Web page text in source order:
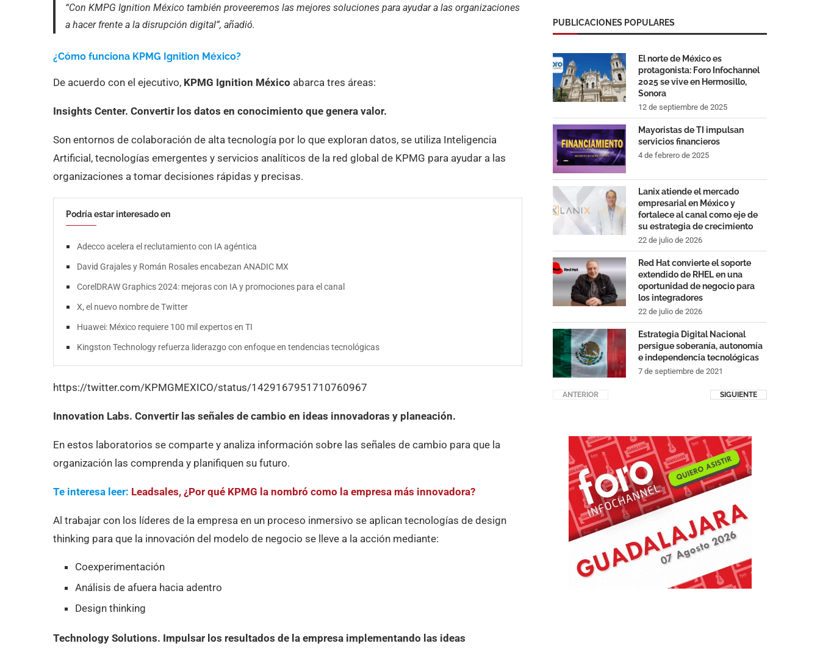
“Con KMPG Ignition México también proveeremos las mejores soluciones para ayudar a las organizaciones
a hacer frente a la disrupción digital”, añadió.
¿Cómo funciona KPMG Ignition México?
De acuerdo con el ejecutivo, KPMG Ignition México abarca tres áreas:
Insights Center. Convertir los datos en conocimiento que genera valor.
Son entornos de colaboración de alta tecnología por lo que exploran datos, se utiliza Inteligencia
Artificial, tecnologías emergentes y servicios analíticos de la red global de KPMG para ayudar a las
organizaciones a tomar decisiones rápidas y precisas.
Podría estar interesado en
Adecco acelera el reclutamiento con IA agéntica
David Grajales y Román Rosales encabezan ANADIC MX
CorelDRAW Graphics 2024: mejoras con IA y promociones para el canal
X, el nuevo nombre de Twitter
Huawei: México requiere 100 mil expertos en TI
Kingston Technology refuerza liderazgo con enfoque en tendencias tecnológicas
https://twitter.com/KPMGMEXICO/status/1429167951710760967
Innovation Labs. Convertir las señales de cambio en ideas innovadoras y planeación.
En estos laboratorios se comparte y analiza información sobre las señales de cambio para que la
organización las comprenda y planifiquen su futuro.
Te interesa leer: Leadsales, ¿Por qué KPMG la nombró como la empresa más innovadora?
Al trabajar con los líderes de la empresa en un proceso inmersivo se aplican tecnologías de design
thinking para que la innovación del modelo de negocio se lleve a la acción mediante:
Coexperimentación
Análisis de afuera hacia adentro
Design thinking
Technology Solutions. Impulsar los resultados de la empresa implementando las ideas
PUBLICACIONES POPULARES
El norte de México es
protagonista: Foro Infochannel
2025 se vive en Hermosillo,
Sonora
12 de septiembre de 2025
Mayoristas de TI impulsan
servicios financieros
4 de febrero de 2025
Lanix atiende el mercado
empresarial en México y
fortalece al canal como eje de
su estrategia de crecimiento
22 de julio de 2026
Red Hat convierte el soporte
extendido de RHEL en una
oportunidad de negocio para
los integradores
22 de julio de 2026
Estrategia Digital Nacional
persigue soberanía, autonomía
e independencia tecnológicas
7 de septiembre de 2021
ANTERIOR SIGUIENTE